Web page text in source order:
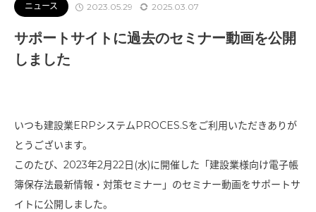
ニュース 2023.05.29 2025.03.07
サポートサイトに過去のセミナー動画を公開
しました
いつも建設業ERPシステムPROCES.Sをご利用いただきありが
とうございます。
このたび、2023年2月22日(水)に開催した「建設業様向け電子帳
簿保存法最新情報・対策セミナー」のセミナー動画をサポートサ
イトに公開しました。